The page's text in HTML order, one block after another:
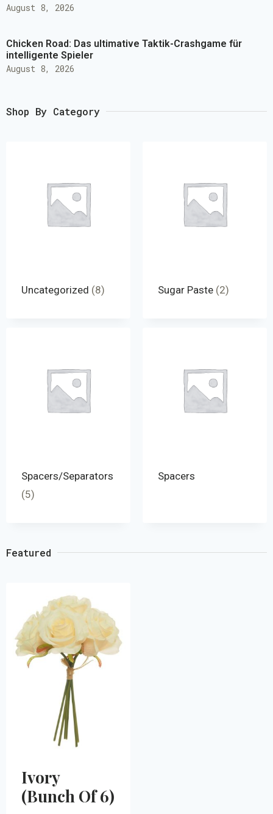
August 8, 2026
Chicken Road: Das ultimative Taktik-Crashgame für
intelligente Spieler
August 8, 2026
Shop By Category
Uncategorized (8) Sugar Paste (2)
Spacers/Separators
(5)
Spacers
Featured
Ivory
(Bunch Of 6)